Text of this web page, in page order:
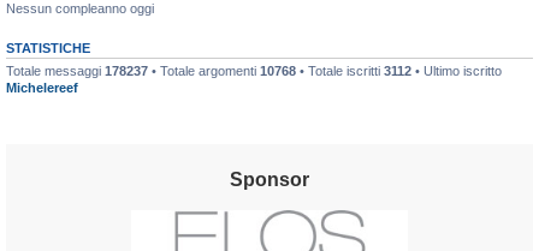
Nessun compleanno oggi
STATISTICHE
Totale messaggi 178237 • Totale argomenti 10768 • Totale iscritti 3112 • Ultimo iscritto
Michelereef
Sponsor